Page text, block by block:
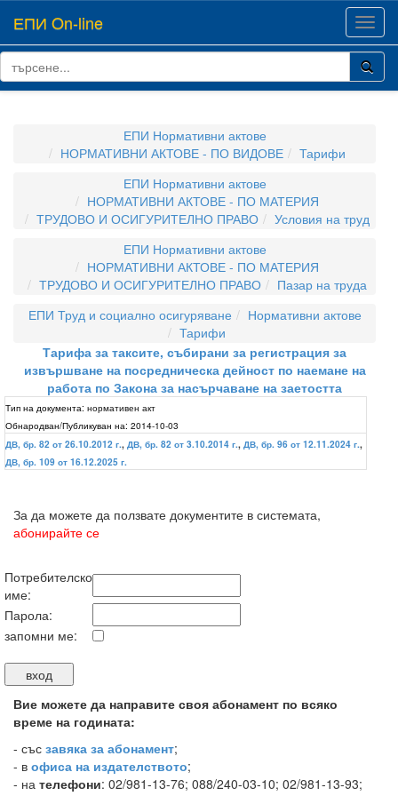
ЕПИ On-line
ЕПИ Нормативни актове
НОРМАТИВНИ АКТОВЕ - ПО ВИДОВЕ
Тарифи
ЕПИ Нормативни актове
НОРМАТИВНИ АКТОВЕ - ПО МАТЕРИЯ
ТРУДОВО И ОСИГУРИТЕЛНО ПРАВО
Условия на труд
ЕПИ Нормативни актове
НОРМАТИВНИ АКТОВЕ - ПО МАТЕРИЯ
ТРУДОВО И ОСИГУРИТЕЛНО ПРАВО
Пазар на труда
ЕПИ Труд и социално осигуряване
Нормативни актове
Тарифи
Тарифа за таксите, събирани за регистрация за
извършване на посредническа дейност по наемане на
работа по Закона за насърчаване на заетостта
Тип на документа: нормативен акт
Обнародван/Публикуван на: 2014-10-03
ДВ, бр. 82 от 26.10.2012 г., ДВ, бр. 82 от 3.10.2014 г., ДВ, бр. 96 от 12.11.2024 г.,
ДВ, бр. 109 от 16.12.2025 г.
За да можете да ползвате документите в системата,
абонирайте се
Потребителско
име:
Парола:
запомни ме:
Вие можете да направите своя абонамент по всяко
време на годината:
- със завяка за абонамент;
- в офиса на издателството;
- на телефони: 02/981-13-76; 088/240-03-10; 02/981-13-93;